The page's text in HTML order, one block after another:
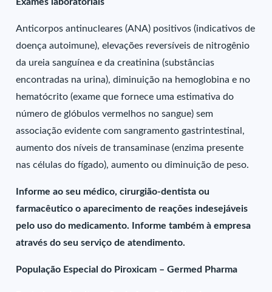
Anticorpos antinucleares (ANA) positivos (indicativos de
doença autoimune), elevações reversíveis de nitrogênio
da ureia sanguínea e da creatinina (substâncias
encontradas na urina), diminuição na hemoglobina e no
hematócrito (exame que fornece uma estimativa do
número de glóbulos vermelhos no sangue) sem
associação evidente com sangramento gastrintestinal,
aumento dos níveis de transaminase (enzima presente
nas células do fígado), aumento ou diminuição de peso.
Informe ao seu médico, cirurgião-dentista ou
farmacêutico o aparecimento de reações indesejáveis
pelo uso do medicamento. Informe também à empresa
através do seu serviço de atendimento.
População Especial do Piroxicam – Germed Pharma